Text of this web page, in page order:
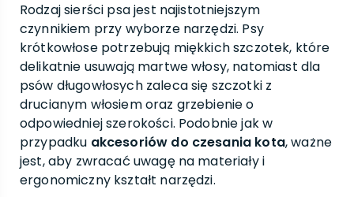
Rodzaj sierści psa jest najistotniejszym
czynnikiem przy wyborze narzędzi. Psy
krótkowłose potrzebują miękkich szczotek, które
delikatnie usuwają martwe włosy, natomiast dla
psów długowłosych zaleca się szczotki z
drucianym włosiem oraz grzebienie o
odpowiedniej szerokości. Podobnie jak w
przypadku akcesoriów do czesania kota, ważne
jest, aby zwracać uwagę na materiały i
ergonomiczny kształt narzędzi.